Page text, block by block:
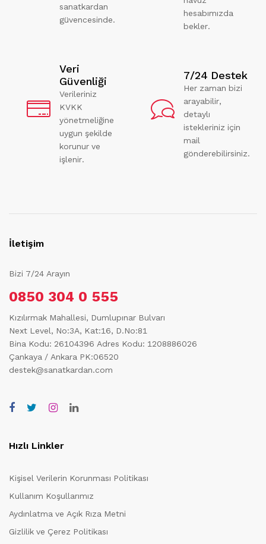
sanatkardan
güvencesinde.
hesabımızda
bekler.
Veri
Güvenliği
Verileriniz
KVKK
yönetmeliğine
uygun şekilde
korunur ve
işlenir.
7/24 Destek
Her zaman bizi
arayabilir,
detaylı
istekleriniz için
mail
gönderebilirsiniz.
İletişim
Bizi 7/24 Arayın
0850 304 0 555
Kızılırmak Mahallesi, Dumlupınar Bulvarı
Next Level, No:3A, Kat:16, D.No:81
Bina Kodu: 26104396 Adres Kodu: 1208886026
Çankaya / Ankara PK:06520
destek@sanatkardan.com
Hızlı Linkler
Kişisel Verilerin Korunması Politikası
Kullanım Koşullarımız
Aydınlatma ve Açık Rıza Metni
Gizlilik ve Çerez Politikası